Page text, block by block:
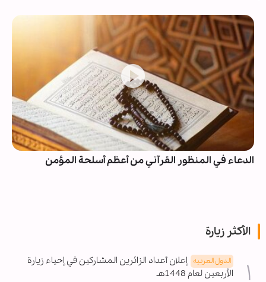
الدعاء في المنظور القرآني من أعظم أسلحة المؤمن
الأكثر زيارة
الدول العربیه إعلان أعداد الزائرين المشاركين في إحياء زيارة
الأربعين لعام 1448هـ